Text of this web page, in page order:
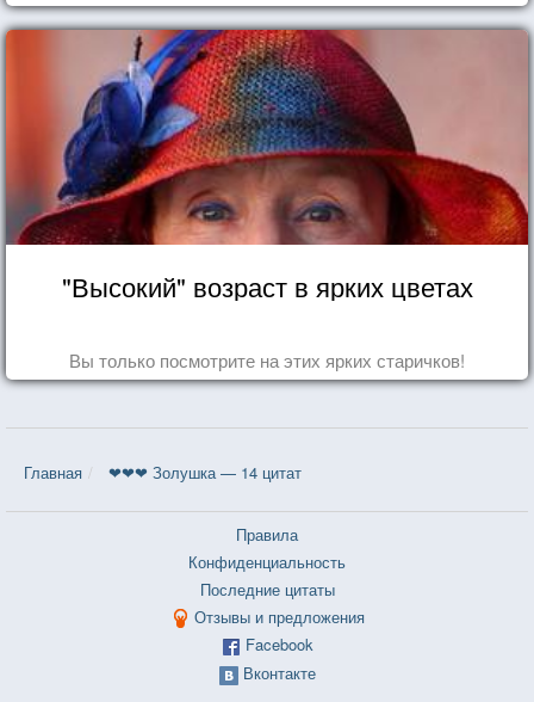
"Высокий" возраст в ярких цветах
Вы только посмотрите на этих ярких старичков!
Главная ❤❤❤ Золушка — 14 цитат
Правила
Конфиденциальность
Последние цитаты
Отзывы и предложения
Facebook
Вконтакте